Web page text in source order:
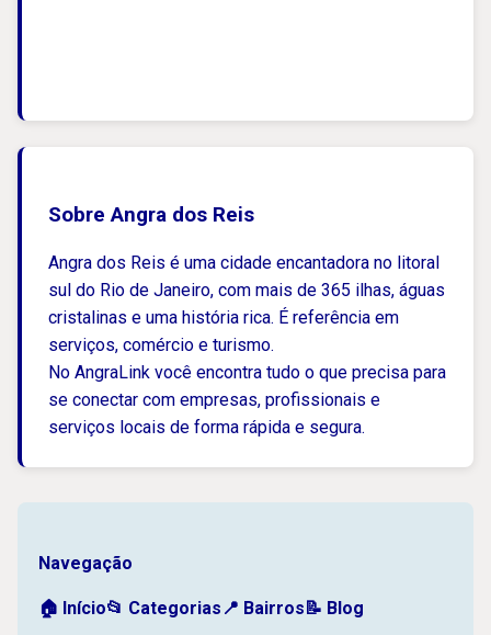
Sobre Angra dos Reis
Angra dos Reis é uma cidade encantadora no litoral
sul do Rio de Janeiro, com mais de 365 ilhas, águas
cristalinas e uma história rica. É referência em
serviços, comércio e turismo.
No AngraLink você encontra tudo o que precisa para
se conectar com empresas, profissionais e
serviços locais de forma rápida e segura.
Navegação
🏠 Início📂 Categorias 📍 Bairros 📝 Blog